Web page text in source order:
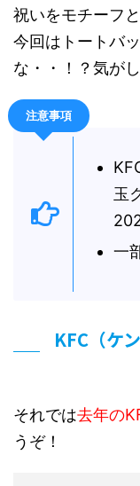
祝いをモチーフ
今回はトートバ
な・・！？気が
注意事項
玉
一
KFC（ケ
それでは去年の
うぞ！